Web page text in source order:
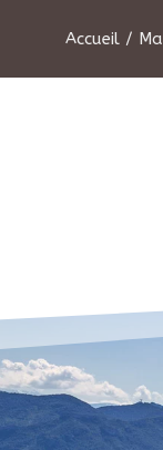
Accueil /